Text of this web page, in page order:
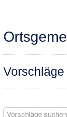
Vorschläge